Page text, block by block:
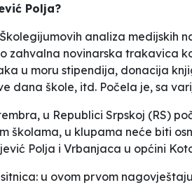
Polja?
analiza medijskih
zahvalna novinarska trakavica
u moru stipendija, donacija
dana škole, itd. Počela je, sa
u Republici Srpskoj (RS)
školama, u klupama neće biti
Polja i Vrbanjaca u općini
u ovom prvom